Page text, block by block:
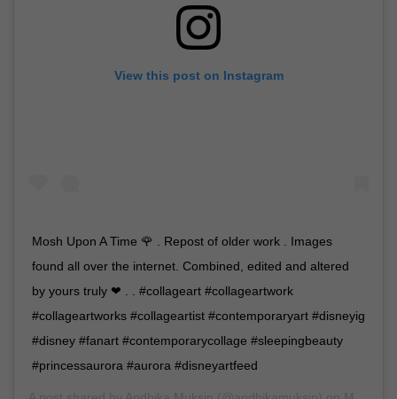
View this post on Instagram
Mosh Upon A Time 🌹 . Repost of older work . Images
found all over the internet. Combined, edited and altered
by yours truly ❤ . . #collageart #collageartwork
#collageartworks #collageartist #contemporaryart #disneyig
#disney #fanart #contemporarycollage #sleepingbeauty
#princessaurora #aurora #disneyartfeed